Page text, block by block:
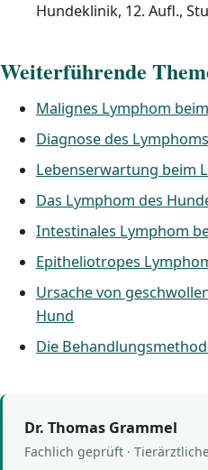
Hundeklinik, 12. Aufl.,
Weiterführende
Malignes Lymphom
Diagnose des
Lebenserwartung beim
Das Lymphom des
Intestinales Lymphom
Epitheliotropes
Ursache von
Hund
Die
Dr. Thomas Grammel
Fachlich geprüft ·